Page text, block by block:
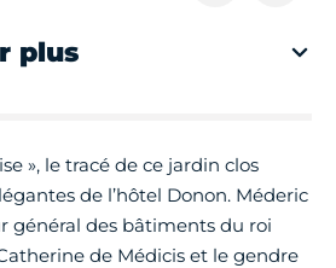
plus
», le tracé de ce jardin clos
de l’hôtel Donon. Méderic
général des bâtiments du roi
de Médicis et le gendre